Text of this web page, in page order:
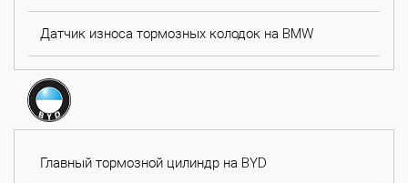
Датчик износа тормозных колодок на BMW
Главный тормозной цилиндр на BYD